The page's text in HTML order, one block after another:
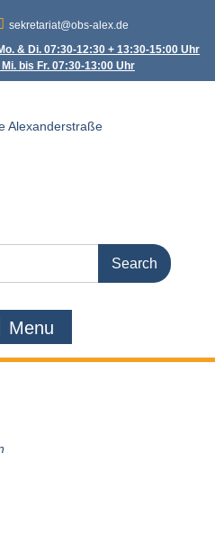
sekretariat@obs-alex.de
& Di. 07:30-12:30 + 13:30-15:00 Uhr
| Mi. bis Fr. 07:30-13:00 Uhr
Menu